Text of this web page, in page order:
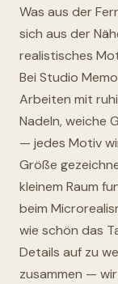
Was aus der
sich aus der
realistisches
Bei Studio
Arbeiten mit
Nadeln, weiche
— jedes Motiv
Größe
kleinem Raum
beim
wie schön das
Details auf zu
zusammen —